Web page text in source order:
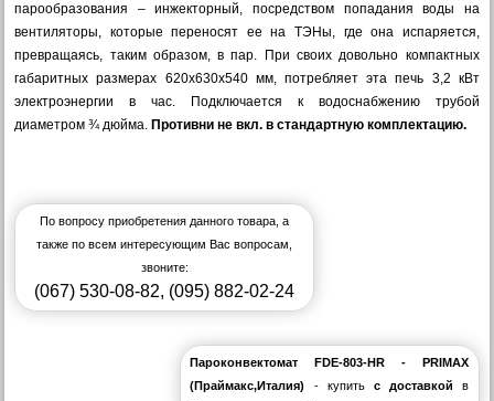
парообразования – инжекторный, посредством попадания воды на
вентиляторы, которые переносят ее на ТЭНы, где она испаряется,
превращаясь, таким образом, в пар. При своих довольно компактных
габаритных размерах 620х630х540 мм, потребляет эта печь 3,2 кВт
электроэнергии в час. Подключается к водоснабжению трубой
диаметром ¾ дюйма. Противни не вкл. в стандартную комплектацию.
По вопросу приобретения данного товара, а
также по всем интересующим Вас вопросам,
звоните:
(067) 530-08-82, (095) 882-02-24
Пароконвектомат FDE-803-HR - PRIMAX
(Праймакс,Италия) - купить с доставкой в